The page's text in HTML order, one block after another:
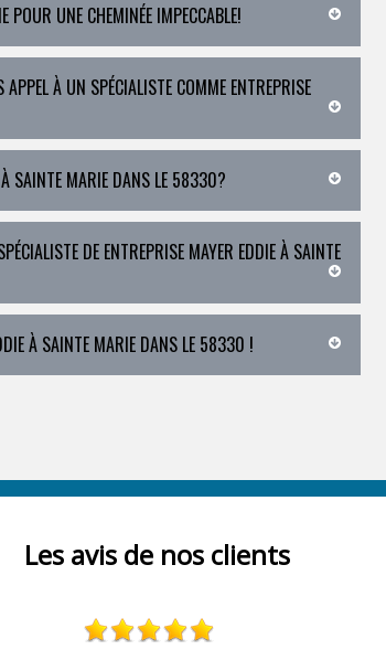
POUR UNE CHEMINÉE IMPECCABLE!
APPEL À UN SPÉCIALISTE COMME ENTREPRISE
À SAINTE MARIE DANS LE 58330?
DE ENTREPRISE MAYER EDDIE À SAINTE
À SAINTE MARIE DANS LE 58330 !
Les avis de nos clients